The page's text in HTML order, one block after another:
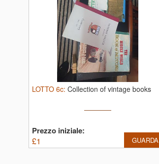
LOTTO 6c: Collection of vintage books
Prezzo iniziale:
£1 GUARDA